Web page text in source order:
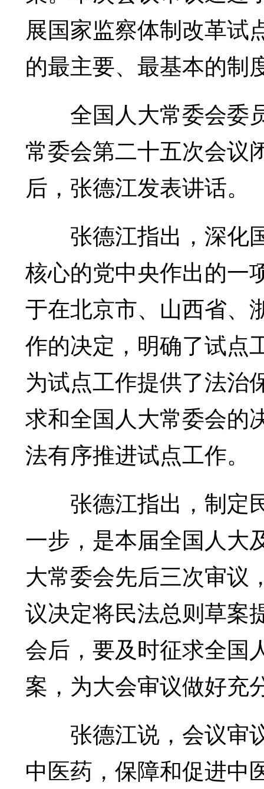
展国家监察体制改革试
的最主要、最基本的制
全国人大常委会委
常委会第二十五次会议
后，张德江发表讲话。
张德江指出，深化
核心的党中央作出的一
于在北京市、山西省、
作的决定，明确了试点
为试点工作提供了法治
求和全国人大常委会的
法有序推进试点工作。
张德江指出，制定民
一步，是本届全国人大
大常委会先后三次审议
议决定将民法总则草案
会后，要及时征求全国
案，为大会审议做好充
张德江说，会议审
中医药，保障和促进中